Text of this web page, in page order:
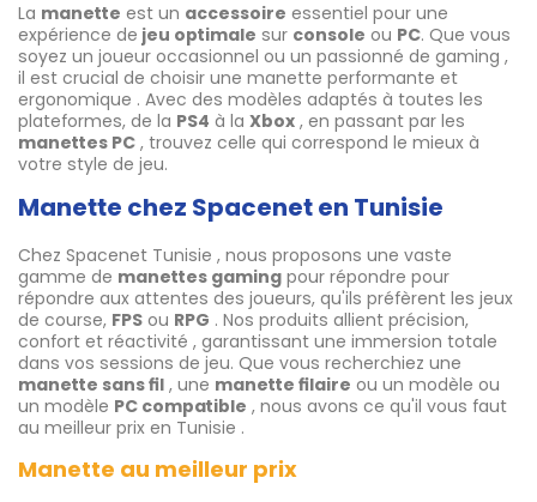
La manette est un accessoire essentiel pour une
expérience de jeu optimale sur console ou PC. Que vous
soyez un joueur occasionnel ou un passionné de gaming ,
il est crucial de choisir une manette performante et
ergonomique . Avec des modèles adaptés à toutes les
plateformes, de la PS4 à la Xbox , en passant par les
manettes PC , trouvez celle qui correspond le mieux à
votre style de jeu.
Manette chez Spacenet en Tunisie
Chez Spacenet Tunisie , nous proposons une vaste
gamme de manettes gaming pour répondre pour
répondre aux attentes des joueurs, qu'ils préfèrent les jeux
de course, FPS ou RPG . Nos produits allient précision,
confort et réactivité , garantissant une immersion totale
dans vos sessions de jeu. Que vous recherchiez une
manette sans fil , une manette filaire ou un modèle ou
un modèle PC compatible , nous avons ce qu'il vous faut
au meilleur prix en Tunisie .
Manette au meilleur prix